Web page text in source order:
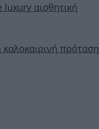
αισθητική
πρόταση